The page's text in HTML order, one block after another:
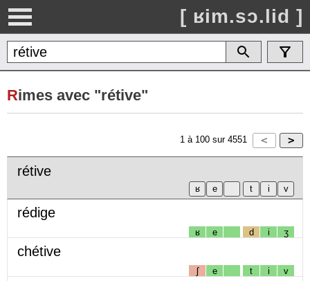
[ ʁim.sɔ.lid ]
Rimes avec "rétive"
1 à 100 sur 4551
rétive
rédige
ʁ e d i ʒ
chétive
ʃ e t i v